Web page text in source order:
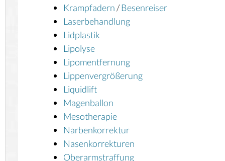
Krampfadern/Besenreiser
Laserbehandlung
Lidplastik
Lipolyse
Lipomentfernung
Lippenvergrößerung
Liquidlift
Magenballon
Mesotherapie
Narbenkorrektur
Nasenkorrekturen
Oberarmstraffung